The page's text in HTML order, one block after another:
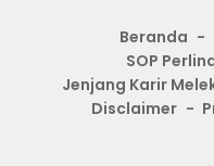
Beranda
SOP
Jenjang Karir
Disclaimer